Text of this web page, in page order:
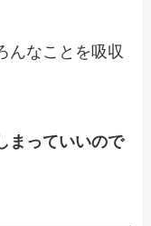
んなことを吸収
まっていいので